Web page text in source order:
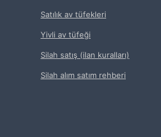
Satılık av tüfekleri
Yivli av tüfeği
Silah satış (ilan kuralları)
Silah alım satım rehberi